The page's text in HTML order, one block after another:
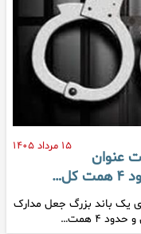
۱۵ مرداد ۱۴۰۵
عنوان
یک باند بزرگ جعل مدارک